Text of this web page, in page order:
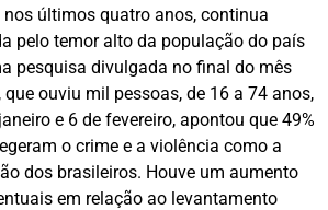
últimos quatro anos, continua
pelo temor alto da população do país
pesquisa divulgada no final do mês
ouviu mil pessoas, de 16 a 74 anos,
e 6 de fevereiro, apontou que 49%
o crime e a violência como a
dos brasileiros. Houve um aumento
em relação ao levantamento